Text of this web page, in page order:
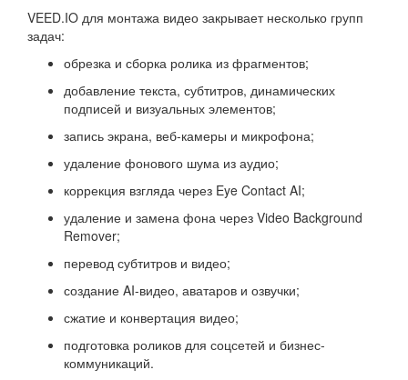
VEED.IO для монтажа видео закрывает несколько групп
задач:
обрезка и сборка ролика из фрагментов;
добавление текста, субтитров, динамических
подписей и визуальных элементов;
запись экрана, веб-камеры и микрофона;
удаление фонового шума из аудио;
коррекция взгляда через Eye Contact AI;
удаление и замена фона через Video Background
Remover;
перевод субтитров и видео;
создание AI-видео, аватаров и озвучки;
сжатие и конвертация видео;
подготовка роликов для соцсетей и бизнес-
коммуникаций.